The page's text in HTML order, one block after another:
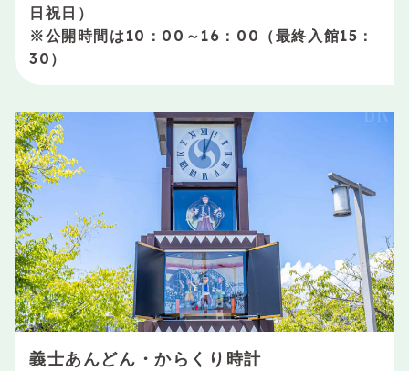
日祝日）
※公開時間は10：00～16：00（最終入館15：
30）
義士あんどん・からくり時計